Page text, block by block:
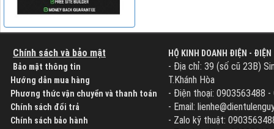
Chính sách và bảo mật
Bảo mật thông tin
Hướng dẫn mua hàng
Phương thức vận chuyển và thanh toán
Chính sách đổi trả
Chính sách bảo hành
HỘ KINH DOANH ĐIỆN - ĐIỆN
- Địa chỉ: 39 (số cũ 23B)
T.Khánh Hòa
- Điện thoại: 0903563488
- Email:
- Zalo kỹ thuật: